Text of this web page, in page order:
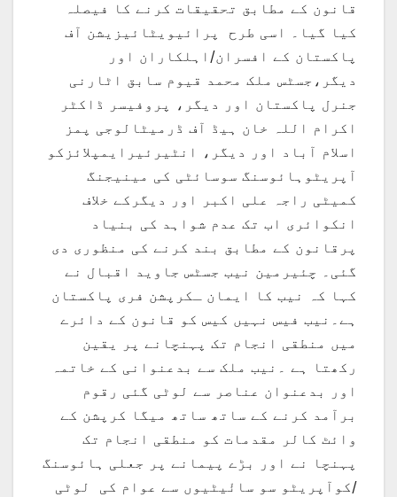
قانون کے مطابق تحقیقات کرنے کا فیصلہ
کیا گیا۔ اسی طرح پرائیویٹائیزیشن آف
پاکستان کے افسران/اہلکاران اور
دیگر،جسٹس ملک محمد قیوم سابق اٹارنی
جنرل پاکستان اور دیگر، پروفیسر ڈاکٹر
اکرام اللہ خان ہیڈ آف ڈرمیٹالوجی پمز
اسلام آباد اور دیگر، انٹیرئیرایمپلائزکو
آپریٹوہائوسنگ سوسائٹی کی مینیجنگ
کمیٹی راجہ علی اکبر اور دیگرکے خلاف
انکوائری اب تک عدم شواہد کی بنیاد
پرقانون کے مطابق بند کرنے کی منظوری دی
گئی۔ چئیرمین نیب جسٹس جاوید اقبال نے
کہا کہ نیب کا ایمان ـکرپشن فری پاکستان
ہے۔نیب فیس نہیں کیس کو قانون کے دائرے
میں منطقی انجام تک پہنچانے پر یقین
رکھتا ہے ۔نیب ملک سے بدعنوانی کے خاتمہ
اور بدعنوان عناصر سے لوٹی گئی رقوم
برآمد کرنے کے ساتھ ساتھ میگا کرپشن کے
وائٹ کالر مقدمات کو منطقی انجام تک
پہنچا نے اور بڑے پیمانے پر جعلی ہائوسنگ
/کوآپریٹو سو سائْیٹیوں سے عوام کی لوٹی